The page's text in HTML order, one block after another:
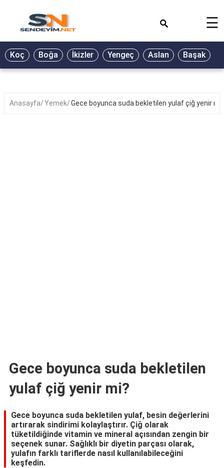
BİYOGRAFİ
GALERİ
☰
Koç Boğa İkizler Yengeç Aslan Başak
Anasayfa Yemek Gece boyunca suda bekletilen yulaf çiğ yenir
Gece boyunca suda bekletilen
yulaf çiğ yenir mi?
Gece boyunca suda bekletilen yulaf, besin değerlerini
artırarak sindirimi kolaylaştırır. Çiğ olarak
tüketildiğinde vitamin ve mineral açısından zengin bir
seçenek sunar. Sağlıklı bir diyetin parçası olarak,
yulafın farklı tariflerde nasıl kullanılabileceğini
keşfedin.